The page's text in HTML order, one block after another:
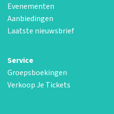
Evenementen
Aanbiedingen
Laatste nieuwsbrief
Service
Groepsboekingen
Verkoop Je Tickets